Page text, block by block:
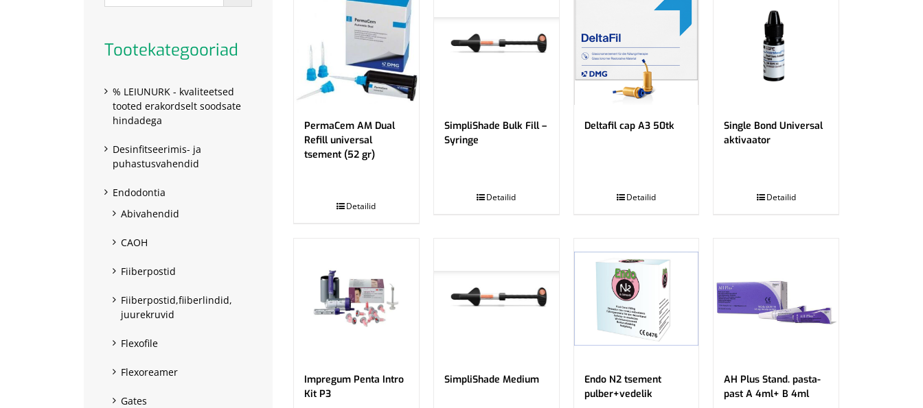
Tootekategooriad
% LEIUNURK - kvaliteetsed
tooted erakordselt soodsate
hindadega
Desinfitseerimis- ja
puhastusvahendid
Endodontia
Abivahendid
CAOH
Fiiberpostid
Fiiberpostid,fiiberlindid,
juurekruvid
Flexofile
Flexoreamer
Gates
PermaCem AM Dual
Refill universal
tsement (52 gr)
Detailid
SimpliShade Bulk Fill –
Syringe
Detailid
Deltafil cap A3 50tk
Detailid
Single Bond Universal
aktivaator
Detailid
Impregum Penta Intro
Kit P3
SimpliShade Medium
Endo N2 tsement
pulber+vedelik
AH Plus Stand. pasta-
past A 4ml+ B 4ml